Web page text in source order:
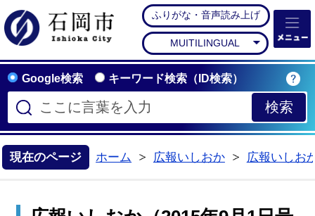
石岡市公式ホームペー
ふりがな・音声読み上げ
MUITILINGUAL
Google検索 キーワード検索（ID検索）
現在のページ ホーム
広報いしおか
広報いしお